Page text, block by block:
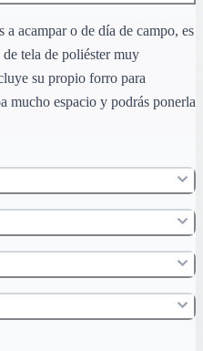
a acampar o de día de campo, es
tela de poliéster muy
su propio forro para
mucho espacio y podrás ponerla